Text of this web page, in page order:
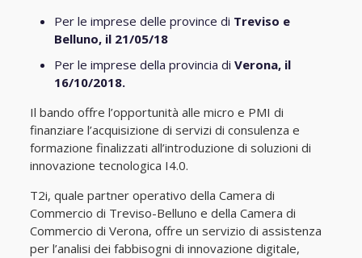
Per le imprese delle province di Treviso e
Belluno, il 21/05/18
Per le imprese della provincia di Verona, il
16/10/2018.
Il bando offre l’opportunità alle micro e PMI di
finanziare l’acquisizione di servizi di consulenza e
formazione finalizzati all’introduzione di soluzioni di
innovazione tecnologica I4.0.
T2i, quale partner operativo della Camera di
Commercio di Treviso-Belluno e della Camera di
Commercio di Verona, offre un servizio di assistenza
per l’analisi dei fabbisogni di innovazione digitale,